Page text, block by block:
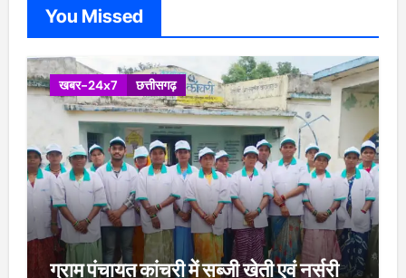
You Missed
खबर-24x7 छत्तीसगढ़
ग्राम पंचायत कांचरी में सब्जी खेती एवं नर्सरी